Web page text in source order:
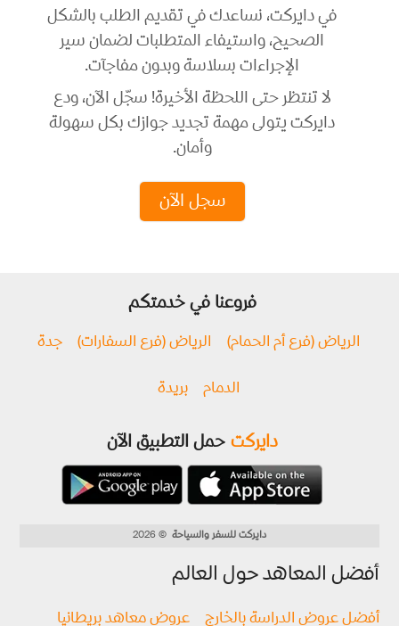
في دايركت، نساعدك في تقديم الطلب بالشكل
الصحيح، واستيفاء المتطلبات لضمان سير
الإجراءات بسلاسة وبدون مفاجآت.
لا تنتظر حتى اللحظة الأخيرة! سجّل الآن، ودع
دايركت يتولى مهمة تجديد جوازك بكل سهولة
وأمان.
سجل الآن
فروعنا في خدمتكم
الرياض (فرع أم الحمام) الرياض (فرع السفارات) جدة
الدمام بريدة
دايركتحمل التطبيق الآن
دايركت للسفر والسياحة © 2026
أفضل المعاهد حول العالم
أفضل عروض الدراسة بالخارج عروض معاهد بريطانيا